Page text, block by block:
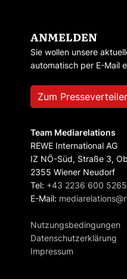
ANMELDEN
Sie wollen unsere
automatisch per E-Mail
Zum Presseverteiler
Team Mediarelations
REWE International AG
IZ NÖ-Süd, Straße 3,
2355 Wiener Neudorf
Tel: +43 2236 600 5265
E-Mail:
Nutzungsbedingungen
Datenschutzerklärung
Impressum